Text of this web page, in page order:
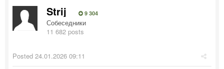
Strij 9 304
Собеседники
11 682 posts
Posted 24.01.2026 09:11